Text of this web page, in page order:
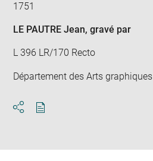
1751
LE PAUTRE Jean, gravé par
L 396 LR/170 Recto
Département des Arts graphiques